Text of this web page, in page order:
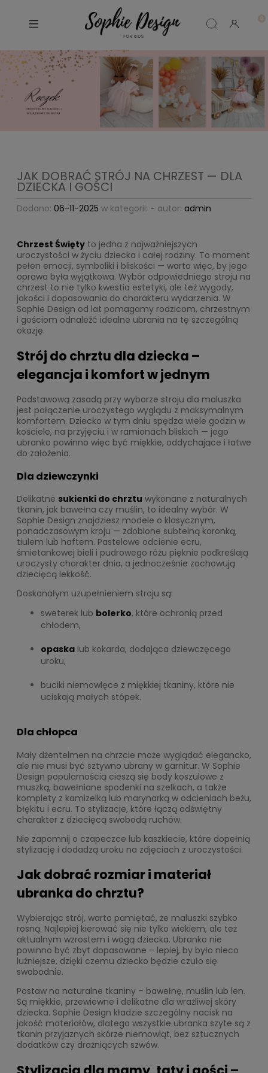
JAK DOBRAĆ STRÓJ NA CHRZEST — DLA
DZIECKA I GOŚCI
Dodano: 06-11-2025 w kategorii: - autor: admin
Chrzest Święty to jedna z najważniejszych
uroczystości w życiu dziecka i całej rodziny. To moment
pełen emocji, symboliki i bliskości — warto więc, by jego
oprawa była wyjątkowa. Wybór odpowiedniego stroju na
chrzest to nie tylko kwestia estetyki, ale też wygody,
jakości i dopasowania do charakteru wydarzenia. W
Sophie Design od lat pomagamy rodzicom, chrzestnym
i gościom odnaleźć idealne ubrania na tę szczególną
okazję.
Strój do chrztu dla dziecka –
elegancja i komfort w jednym
Podstawową zasadą przy wyborze stroju dla maluszka
jest połączenie uroczystego wyglądu z maksymalnym
komfortem. Dziecko w tym dniu spędza wiele godzin w
kościele, na przyjęciu i w ramionach bliskich — jego
ubranko powinno więc być miękkie, oddychające i łatwe
do założenia.
Dla dziewczynki
Delikatne sukienki do chrztu wykonane z naturalnych
tkanin, jak bawełna czy muślin, to idealny wybór. W
Sophie Design znajdziesz modele o klasycznym,
ponadczasowym kroju — zdobione subtelną koronką,
tiulem lub haftem. Pastelowe odcienie ecru,
śmietankowej bieli i pudrowego różu pięknie podkreślają
uroczysty charakter dnia, a jednocześnie zachowują
dziecięcą lekkość.
Doskonałym uzupełnieniem stroju są:
sweterek lub bolerko, które ochronią przed
chłodem,
opaska lub kokarda, dodająca dziewczęcego
uroku,
buciki niemowlęce z miękkiej tkaniny, które nie
uciskają małych stópek.
Dla chłopca
Mały dżentelmen na chrzcie może wyglądać elegancko,
ale nie musi być sztywno ubrany w garnitur. W Sophie
Design popularnością cieszą się body koszulowe z
muszką, bawełniane spodenki na szelkach, a także
komplety z kamizelką lub marynarką w odcieniach beżu,
błękitu i ecru. To stylizacje, które łączą odświętny
charakter z dziecięcą swobodą ruchów.
Nie zapomnij o czapeczce lub kaszkiecie, które dopełnią
stylizację i dodadzą uroku na zdjęciach z uroczystości.
Jak dobrać rozmiar i materiał
ubranka do chrztu?
Wybierając strój, warto pamiętać, że maluszki szybko
rosną. Najlepiej kierować się nie tylko wiekiem, ale też
aktualnym wzrostem i wagą dziecka. Ubranko nie
powinno być zbyt dopasowane – lepiej, by było nieco
luźniejsze, dzięki czemu dziecko będzie czuło się
swobodnie.
Postaw na naturalne tkaniny – bawełnę, muślin lub len.
Są miękkie, przewiewne i delikatne dla wrażliwej skóry
dziecka. Sophie Design kładzie szczególny nacisk na
jakość materiałów, dlatego wszystkie ubranka szyte są z
tkanin przyjaznych skórze niemowląt, bez sztucznych
dodatków czy drażniących szwów.